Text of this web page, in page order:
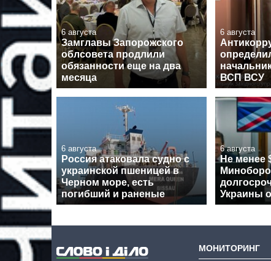
6 августа
Замглавы Запорожского
облсовета продлили
обязанности еще на два
месяца
6 августа
ВСП ВСУ
6 августа
Россия атаковала судно с
украинской пшеницей в
Черном море, есть
погибший и раненые
6 августа
Не менее
Украины
МОНИТОРИНГ